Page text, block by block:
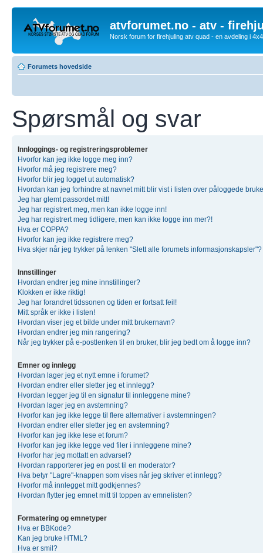
atvforumet.no - atv -
Norsk forum for firehjuling atv quad - en avdeling i
Forumets hovedside
Spørsmål og svar
Innloggings- og registreringsproblemer
Hvorfor kan jeg ikke logge meg inn?
Hvorfor må jeg registrere meg?
Hvorfor blir jeg logget ut automatisk?
Hvordan kan jeg forhindre at navnet mitt blir vist i listen over påloggede
Jeg har glemt passordet mitt!
Jeg har registrert meg, men kan ikke logge inn!
Jeg har registrert meg tidligere, men kan ikke logge inn mer?!
Hva er COPPA?
Hvorfor kan jeg ikke registrere meg?
Hva skjer når jeg trykker på lenken "Slett alle forumets informasjonskapsler"?
Innstillinger
Hvordan endrer jeg mine innstillinger?
Klokken er ikke riktig!
Jeg har forandret tidssonen og tiden er fortsatt feil!
Mitt språk er ikke i listen!
Hvordan viser jeg et bilde under mitt brukernavn?
Hvordan endrer jeg min rangering?
Når jeg trykker på e-postlenken til en bruker, blir jeg bedt om å logge inn?
Emner og innlegg
Hvordan lager jeg et nytt emne i forumet?
Hvordan endrer eller sletter jeg et innlegg?
Hvordan legger jeg til en signatur til innleggene mine?
Hvordan lager jeg en avstemning?
Hvorfor kan jeg ikke legge til flere alternativer i avstemningen?
Hvordan endrer eller sletter jeg en avstemning?
Hvorfor kan jeg ikke lese et forum?
Hvorfor kan jeg ikke legge ved filer i innleggene mine?
Hvorfor har jeg mottatt en advarsel?
Hvordan rapporterer jeg en post til en moderator?
Hva betyr "Lagre"-knappen som vises når jeg skriver et innlegg?
Hvorfor må innlegget mitt godkjennes?
Hvordan flytter jeg emnet mitt til toppen av emnelisten?
Formatering og emnetyper
Hva er BBKode?
Kan jeg bruke HTML?
Hva er smil?